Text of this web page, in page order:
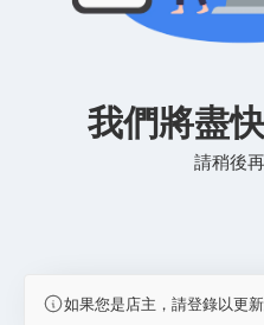
我們將盡
請稍後
如果您是店主，請登錄以更新